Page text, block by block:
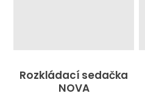
Rozkládací sedačka
NOVA